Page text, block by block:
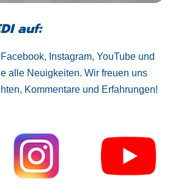
auf:
Instagram, YouTube und
alle Neuigkeiten. Wir freuen uns
Kommentare und Erfahrungen!